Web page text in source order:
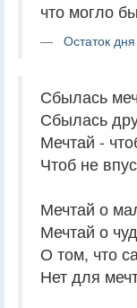
что могло
Остаток
Сбылась
Сбылась
Мечтай -
Чтоб не
Мечтай о
Мечтай о
О том, что
Нет для